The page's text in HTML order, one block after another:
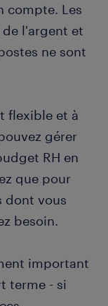
compte. Les
l'argent et
ne sont
flexible et à
gérer
RH en
que pour
dont vous
besoin.
important
terme - si